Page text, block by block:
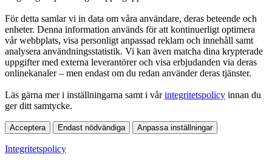
För detta samlar vi in data om våra användare, deras beteende och
enheter. Denna information används för att kontinuerligt optimera
vår webbplats, visa personligt anpassad reklam och innehåll samt
analysera användningsstatistik. Vi kan även matcha dina krypterade
uppgifter med externa leverantörer och visa erbjudanden via deras
onlinekanaler – men endast om du redan använder deras tjänster.
Läs gärna mer i inställningarna samt i vårintegritetspolicy innan du
ger ditt samtycke.
Acceptera Endast nödvändiga Anpassa inställningar
Integritetspolicy